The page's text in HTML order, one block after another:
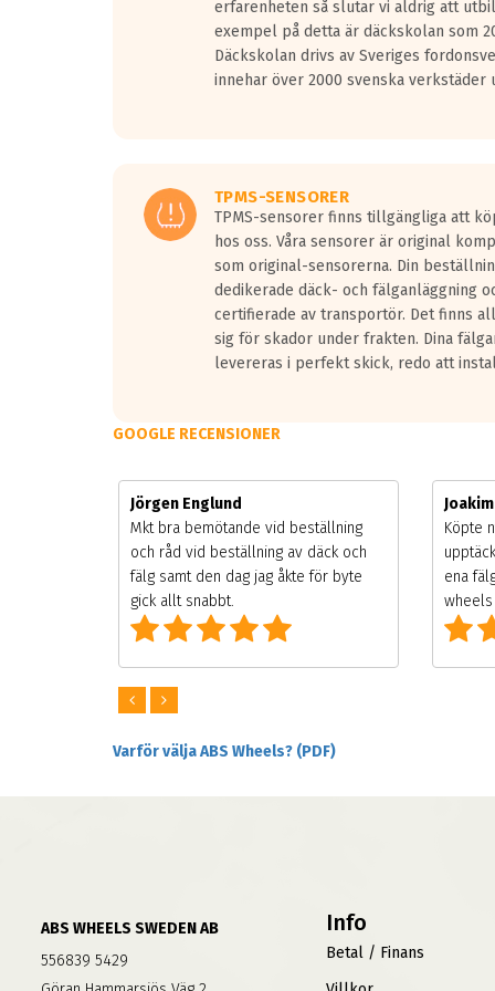
Vid körning i över 50km/h brukar
På däckmärkningen kommer det finnas en
medans de vita vågorna påvisar om det är ett tyst
Ett däck med tre svarta vågor uppnår de
erfarenheten så slutar vi aldrig att
exempel på detta är däckskolan som
Däckskolan drivs av Sveriges
innehar över 2000 svenska verkstäder
TPMS-SENSORER
TPMS-sensorer finns tillgängliga att
hos oss. Våra sensorer är original
som original-sensorerna. Din
dedikerade däck- och fälganläggning
certifierade av transportör. Det finns
sig för skador under frakten. Dina
levereras i perfekt skick, redo att
GOOGLE RECENSIONER
Jörgen Englund
Mkt bra bemötande vid beställning
och råd vid beställning av däck och
fälg samt den dag jag åkte för byte
gick allt snabbt.
Köpte
ena
Varför välja ABS Wheels? (PDF)
ABS WHEELS SWEDEN AB
556839 5429
Info
Betal / Finans